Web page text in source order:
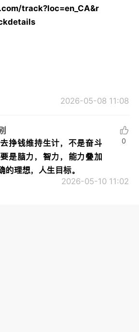
track?loc=en_CA&r
2026-05-08 11:08
挣钱维持生计，不是奋斗
是脑力，智力，能力叠加
的理想，人生目标。
2026-05-10 11:02
0